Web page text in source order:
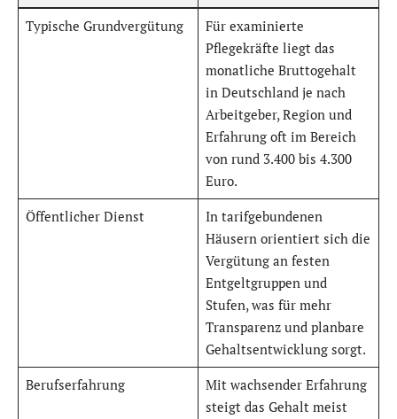
Typische Grundvergütung
Für examinierte
Pflegekräfte liegt das
monatliche Bruttogehalt
in Deutschland je nach
Arbeitgeber, Region und
Erfahrung oft im Bereich
von rund 3.400 bis 4.300
Euro.
Öffentlicher Dienst
In tarifgebundenen
Häusern orientiert sich die
Vergütung an festen
Entgeltgruppen und
Stufen, was für mehr
Transparenz und planbare
Gehaltsentwicklung sorgt.
Berufserfahrung
Mit wachsender Erfahrung
steigt das Gehalt meist